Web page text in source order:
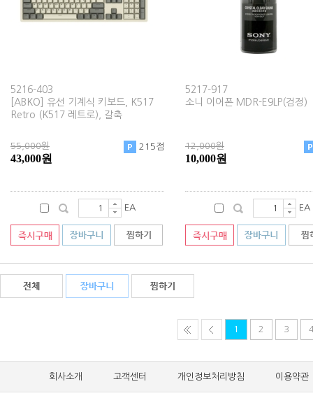
5216-403
[ABKO] 유선 기계식 키보드, K517
Retro (K517 레트로), 갈축
55,000원
43,000원
215점
EA
5217-917
소니 이어폰 MDR-E9LP(검정)
12,000원
10,000원
EA
1 2 3
회사소개 고객센터 개인정보처리방침 이용약관